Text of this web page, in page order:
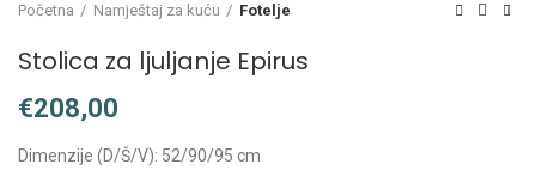
Početna Namještaj za kuću Fotelje
Stolica za ljuljanje Epirus
€
Dimenzije (D/Š/V): 52/90/95 cm